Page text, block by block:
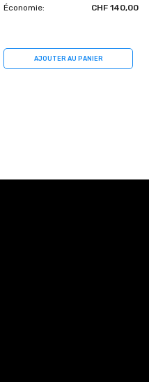
Économie: CHF 140,00
AJOUTER AU PANIER